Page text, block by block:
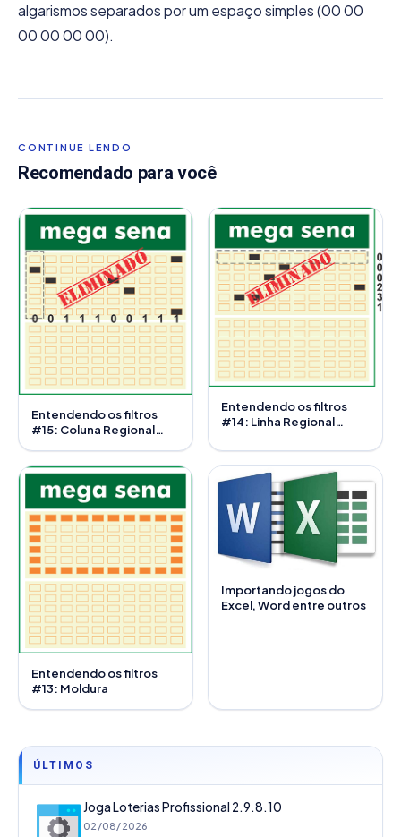
algarismos separados por um espaço simples (00 00
00 00 00 00).
CONTINUE LENDO
Recomendado para você
Entendendo os filtros
#15: Coluna Regional
Entendendo os filtros
#14: Linha Regional
Entendendo os filtros
#13: Moldura
Importando jogos do
Excel, Word entre outros
ÚLTIMOS
Joga Loterias Profissional 2.9.8.10
02/08/2026